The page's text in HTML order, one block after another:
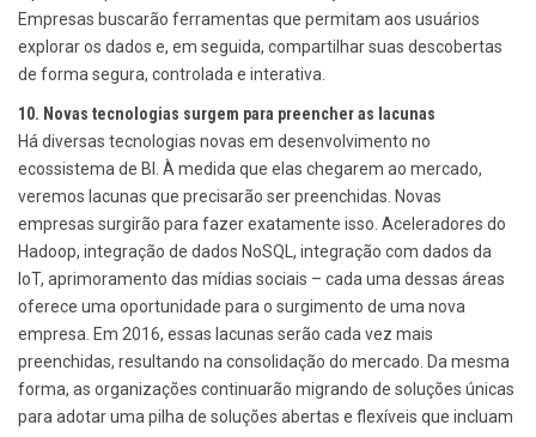
Empresas buscarão ferramentas que permitam aos usuários
explorar os dados e, em seguida, compartilhar suas descobertas
de forma segura, controlada e interativa.
10. Novas tecnologias surgem para preencher as lacunas
Há diversas tecnologias novas em desenvolvimento no
ecossistema de BI. À medida que elas chegarem ao mercado,
veremos lacunas que precisarão ser preenchidas. Novas
empresas surgirão para fazer exatamente isso. Aceleradores do
Hadoop, integração de dados NoSQL, integração com dados da
IoT, aprimoramento das mídias sociais – cada uma dessas áreas
oferece uma oportunidade para o surgimento de uma nova
empresa. Em 2016, essas lacunas serão cada vez mais
preenchidas, resultando na consolidação do mercado. Da mesma
forma, as organizações continuarão migrando de soluções únicas
para adotar uma pilha de soluções abertas e flexíveis que incluam